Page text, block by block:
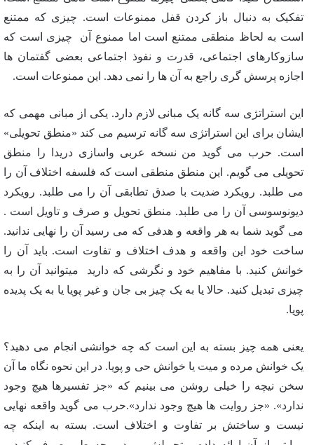
تفکیک به دنبال باز کردن قفل ممنوعات است. چیزی که ممتنع
است به لحاظ منطقی ممتنع است اما ممنوع آن چیزی است که
سازوکارهای اجتماعی، قدرت و نفوذ اجتماعی بعضی گفتمان ها
اجازه پرسش گری راجع به آن ها را نمی دهد. این ممنوعات است.
این استراتژی سه گانه یک مبانی لازم دارد. یکی از مبانی مهمی که
ایشان برای این استراتژی سه گانه ترسیم می کند «منطق تحویلی»
است. حرب می گوید من نسخه عربی واسازی دریدا را منطق
تحویلی می گویم. این منطق منطقی است که فلسفه اختلاف آن را
می طلبد. رویکرد ضدیت با صدق تطابقی آن را می طلبد. رویکرد
دیونوسوسی آن را می طلبد. منطق تحویل و صرف و تاویل است .
می گوید شما به هر واقعه و هدفی که می رسید آن را نهایی ندانید.
ساخت خود این واقعه و هدف اختلاف و تفاوت است. باید آن را
خوانش کنید. با مفاهیم خود و نگرشی که دارید میتوانید آن را به
چیزی تبدیل کنید. حالا یا به یک چیز بی جان و غیر پویا یا به یک پدیده
پویا.
یعنی همه چیز بسته به این است که چه خوانشی انجام می دهید؟
یک خوانش مرده و میت یا خوانش حی و پویا. در این نحوه نگاه ما آن
سخن نیچه را خیلی روشن می بینیم که «جز تفسیرها هیچ وجود
ندارد». «جز روایت ها هیچ وجود ندارد».حرب می گوید واقعه نهایی
نیست و ساختش بر تفاوت و اختلاف است. بسته به اینکه چه